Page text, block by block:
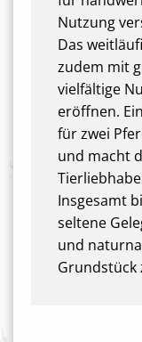
Nutzung
Das
zudem mit
vielfältige
eröffnen.
für zwei
und macht
Insgesamt
seltene
und
Grundstück